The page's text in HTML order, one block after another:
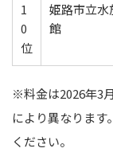
1
0
位
姫路市立水
館
※料金は2026年3
により異なりま
ください。